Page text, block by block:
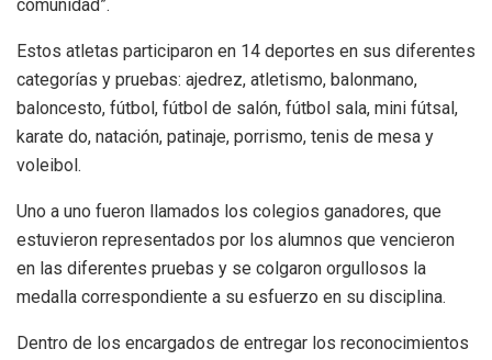
comunidad”.
Estos atletas participaron en 14 deportes en sus diferentes
categorías y pruebas: ajedrez, atletismo, balonmano,
baloncesto, fútbol, fútbol de salón, fútbol sala, mini fútsal,
karate do, natación, patinaje, porrismo, tenis de mesa y
voleibol.
Uno a uno fueron llamados los colegios ganadores, que
estuvieron representados por los alumnos que vencieron
en las diferentes pruebas y se colgaron orgullosos la
medalla correspondiente a su esfuerzo en su disciplina.
Dentro de los encargados de entregar los reconocimientos